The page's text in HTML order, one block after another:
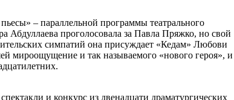
– параллельной программы театрального
Абдуллаева проголосовала за Павла Пряжко, но свой
симпатий она присуждает «Кедам» Любови
мироощущение и так называемого «нового героя», и
и конкурс из двенадцати драматургических